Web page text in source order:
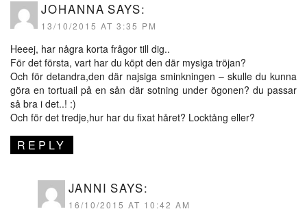
JOHANNA SAYS:
13/10/2015 AT 3:35 PM
Heeej, har några korta frågor till dig..
För det första, vart har du köpt den där mysiga tröjan?
Och för detandra,den där najsiga sminkningen – skulle du kunna
göra en tortuail på en sån där sotning under ögonen? du passar
så bra i det..! :)
Och för det tredje,hur har du fixat håret? Locktång eller?
REPLY
JANNI SAYS:
16/10/2015 AT 10:42 AM